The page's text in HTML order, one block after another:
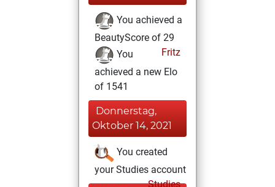
You achieved a
BeautyScore of 29
Fritz
You
achieved a new Elo
of 1541
Donnerstag,
Oktober 14, 2021
You created
your Studies account
Studies